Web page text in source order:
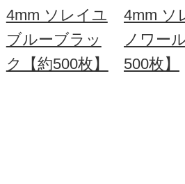
4mm ソレイユ
ブルーブラッ
ク【約500枚】
4mm ソ
ノワー
500枚】